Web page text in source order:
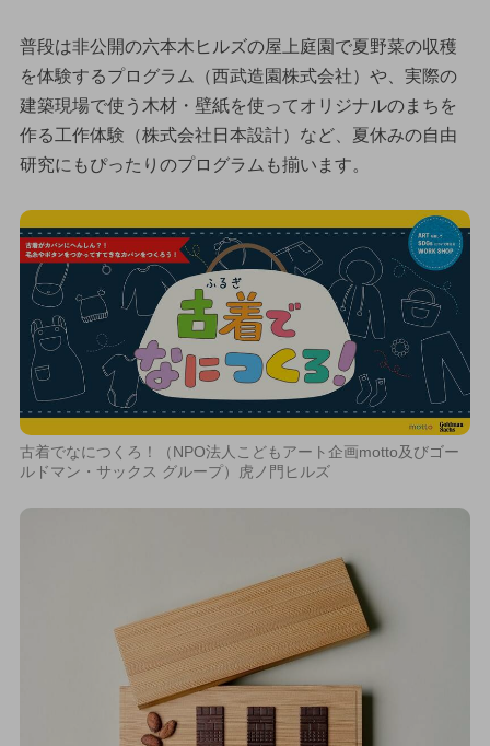
普段は非公開の六本木ヒルズの屋上庭園で夏野菜の収穫
を体験するプログラム（西武造園株式会社）や、実際の
建築現場で使う木材・壁紙を使ってオリジナルのまちを
作る工作体験（株式会社日本設計）など、夏休みの自由
研究にもぴったりのプログラムも揃います。
古着でなにつくろ！（NPO法人こどもアート企画motto及びゴー
ルドマン・サックス グループ）虎ノ門ヒルズ